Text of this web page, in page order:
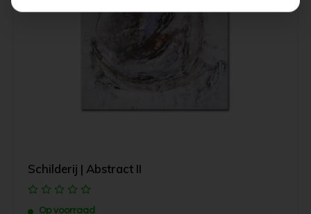
Schilderij | Abstract II
Op voorraad